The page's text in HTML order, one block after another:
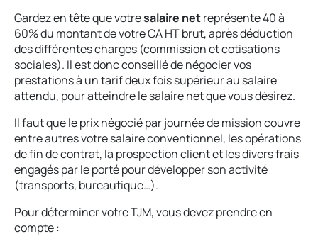
Gardez en tête que votresalaire netreprésente 40 à
60% du montant de votre CA HT brut, après déduction
des différentes charges (commission et cotisations
sociales). Il est donc conseillé de négocier vos
prestations à un tarif deux fois supérieur au salaire
attendu, pour atteindre le salaire net que vous désirez.
Il faut que le prix négocié par journée de mission couvre
entre autres votre salaire conventionnel, les opérations
de fin de contrat, la prospection client et les divers frais
engagés par le porté pour développer son activité
(transports, bureautique…).
Pour déterminer votre TJM, vous devez prendre en
compte :